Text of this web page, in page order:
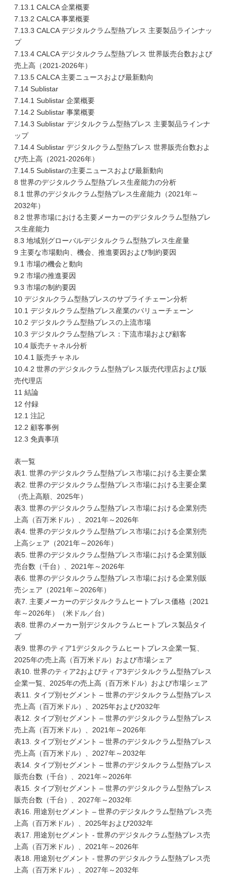
7.13.1 CALCA 企業概要
7.13.2 CALCA 事業概要
7.13.3 CALCA デジタルクラム型熱プレス 主要製品ラインナッ
プ
7.13.4 CALCA デジタルクラム型熱プレス 世界販売台数および
売上高（2021-2026年）
7.13.5 CALCA 主要ニュースおよび最新動向
7.14 Sublistar
7.14.1 Sublistar 企業概要
7.14.2 Sublistar 事業概要
7.14.3 Sublistar デジタルクラム型熱プレス 主要製品ラインナ
ップ
7.14.4 Sublistar デジタルクラム型熱プレス 世界販売台数およ
び売上高（2021-2026年）
7.14.5 Sublistarの主要ニュースおよび最新動向
8 世界のデジタルクラム型熱プレス生産能力の分析
8.1 世界のデジタルクラム型熱プレス生産能力（2021年～
2032年）
8.2 世界市場における主要メーカーのデジタルクラム型熱プレ
ス生産能力
8.3 地域別グローバルデジタルクラム型熱プレス生産量
9 主要な市場動向、機会、推進要因および制約要因
9.1 市場の機会と動向
9.2 市場の推進要因
9.3 市場の制約要因
10 デジタルクラム型熱プレスのサプライチェーン分析
10.1 デジタルクラム型熱プレス産業のバリューチェーン
10.2 デジタルクラム型熱プレスの上流市場
10.3 デジタルクラム型熱プレス：下流市場および顧客
10.4 販売チャネル分析
10.4.1 販売チャネル
10.4.2 世界のデジタルクラム型熱プレス販売代理店および販
売代理店
11 結論
12 付録
12.1 注記
12.2 顧客事例
12.3 免責事項
表一覧
表1. 世界のデジタルクラム型熱プレス市場における主要企業
表2. 世界のデジタルクラム型熱プレス市場における主要企業
（売上高順、2025年）
表3. 世界のデジタルクラム型熱プレス市場における企業別売
上高（百万米ドル）、2021年～2026年
表4. 世界のデジタルクラム型熱プレス市場における企業別売
上高シェア（2021年～2026年）
表5. 世界のデジタルクラム型熱プレス市場における企業別販
売台数（千台）、2021年～2026年
表6. 世界のデジタルクラム型熱プレス市場における企業別販
売シェア（2021年～2026年）
表7. 主要メーカーのデジタルクラムヒートプレス価格（2021
年～2026年）（米ドル／台）
表8. 世界のメーカー別デジタルクラムヒートプレス製品タイ
プ
表9. 世界のティア1デジタルクラムヒートプレス企業一覧、
2025年の売上高（百万米ドル）および市場シェア
表10. 世界のティア2およびティア3デジタルクラム型熱プレス
企業一覧、2025年の売上高（百万米ドル）および市場シェア
表11. タイプ別セグメント – 世界のデジタルクラム型熱プレス
売上高（百万米ドル）、2025年および2032年
表12. タイプ別セグメント – 世界のデジタルクラム型熱プレス
売上高（百万米ドル）、2021年～2026年
表13. タイプ別セグメント – 世界のデジタルクラム型熱プレス
売上高（百万米ドル）、2027年～2032年
表14. タイプ別セグメント – 世界のデジタルクラム型熱プレス
販売台数（千台）、2021年～2026年
表15. タイプ別セグメント – 世界のデジタルクラム型熱プレス
販売台数（千台）、2027年～2032年
表16. 用途別セグメント – 世界のデジタルクラム型熱プレス売
上高（百万米ドル）、2025年および2032年
表17. 用途別セグメント - 世界のデジタルクラム型熱プレス売
上高（百万米ドル）、2021年～2026年
表18. 用途別セグメント - 世界のデジタルクラム型熱プレス売
上高（百万米ドル）、2027年～2032年